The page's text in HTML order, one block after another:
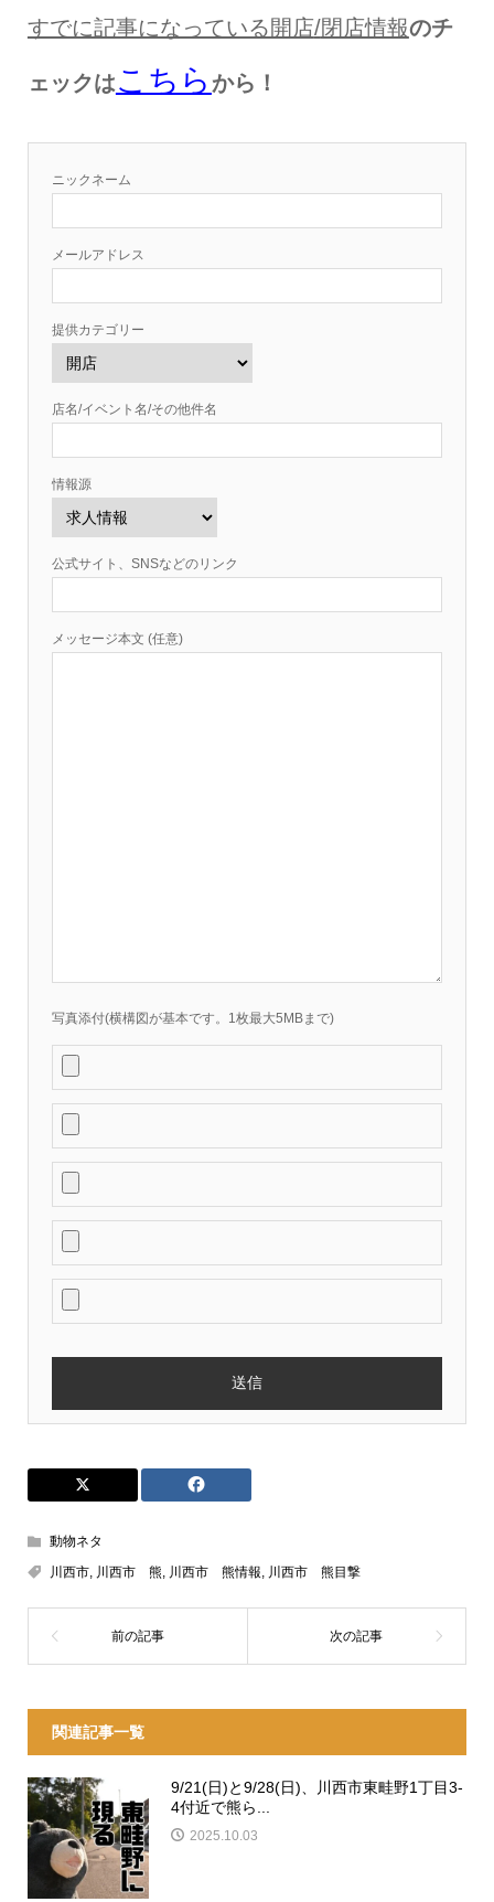
すでに記事になっている開店/閉店情報のチ
ェックはこちら から！
ニックネーム
メールアドレス
提供カテゴリー
店名/イベント名/その他件名
情報源
公式サイト、SNSなどのリンク
メッセージ本文 (任意)
写真添付(横構図が基本です。1枚最大5MBまで)
動物ネタ
川西市, 川西市 熊, 川西市 熊情報, 川西市 熊目撃
関連記事一覧
9/21(日)と9/28(日)、川西市東畦野1丁目3-
4付近で熊ら...
2025.10.03